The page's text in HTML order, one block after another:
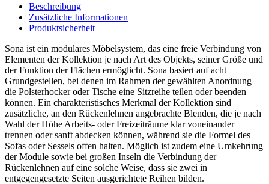
Beschreibung
Zusätzliche Informationen
Produktsicherheit
Sona ist ein modulares Möbelsystem, das eine freie Verbindung von
Elementen der Kollektion je nach Art des Objekts, seiner Größe und
der Funktion der Flächen ermöglicht. Sona basiert auf acht
Grundgestellen, bei denen im Rahmen der gewählten Anordnung
die Polsterhocker oder Tische eine Sitzreihe teilen oder beenden
können. Ein charakteristisches Merkmal der Kollektion sind
zusätzliche, an den Rückenlehnen angebrachte Blenden, die je nach
Wahl der Höhe Arbeits- oder Freizeiträume klar voneinander
trennen oder sanft abdecken können, während sie die Formel des
Sofas oder Sessels offen halten. Möglich ist zudem eine Umkehrung
der Module sowie bei großen Inseln die Verbindung der
Rückenlehnen auf eine solche Weise, dass sie zwei in
entgegengesetzte Seiten ausgerichtete Reihen bilden.